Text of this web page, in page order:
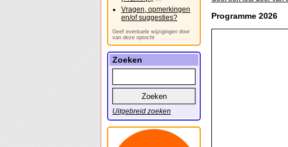
Programme 2026
Vragen, opmerkingen
en/of suggesties?
Geef eventuele wijzigingen door
van deze optocht
Zoeken
Uitgebreid zoeken